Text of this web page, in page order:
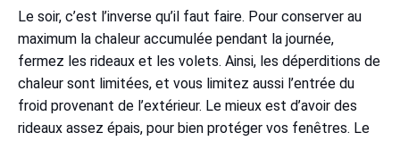
Le soir, c’est l’inverse qu’il faut faire. Pour conserver au
maximum la chaleur accumulée pendant la journée,
fermez les rideaux et les volets. Ainsi, les déperditions de
chaleur sont limitées, et vous limitez aussi l’entrée du
froid provenant de l’extérieur. Le mieux est d’avoir des
rideaux assez épais, pour bien protéger vos fenêtres. Le